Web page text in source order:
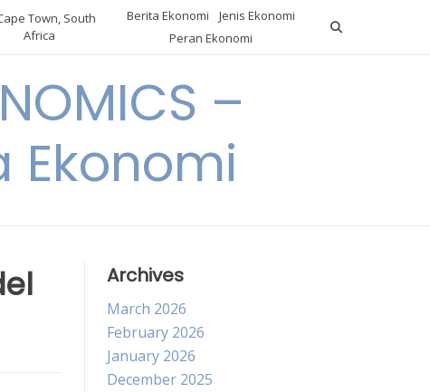
Town, South
Africa
Berita Ekonomi
Jenis Ekonomi
Peran Ekonomi
–
Ekonomi
Archives
March 2026
February 2026
January 2026
December 2025